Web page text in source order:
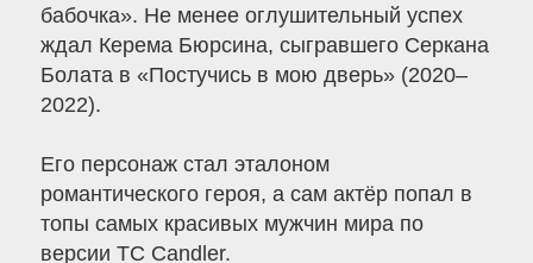
бабочка». Не менее оглушительный успех
ждал Керема Бюрсина, сыгравшего Серкана
Болата в «Постучись в мою дверь» (2020–
2022).
Его персонаж стал эталоном
романтического героя, а сам актёр попал в
топы самых красивых мужчин мира по
версии TC Candler.